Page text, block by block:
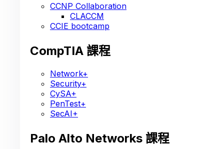
CCNP Collaboration
CLACCM
CCIE bootcamp
CompTIA 課程
Network+
Security+
CySA+
PenTest+
SecAI+
Palo Alto Networks 課程